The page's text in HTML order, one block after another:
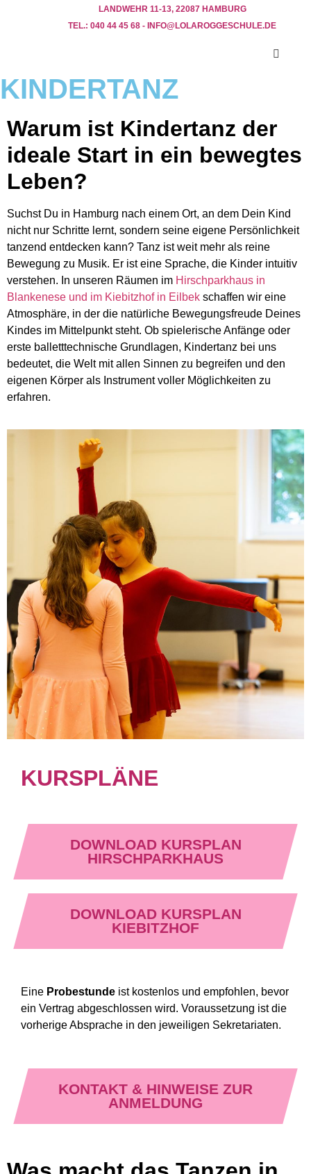
LANDWEHR 11-13, 22087 HAMBURG
TEL.: 040 44 45 68 - INFO@LOLAROGGESCHULE.DE​
KINDERTANZ
Warum ist Kindertanz der
ideale Start in ein bewegtes
Leben?
Suchst Du in Hamburg nach einem Ort, an dem Dein Kind
nicht nur Schritte lernt, sondern seine eigene Persönlichkeit
tanzend entdecken kann? Tanz ist weit mehr als reine
Bewegung zu Musik. Er ist eine Sprache, die Kinder intuitiv
verstehen. In unseren Räumen im Hirschparkhaus in
Blankenese und im Kiebitzhof in Eilbek schaffen wir eine
Atmosphäre, in der die natürliche Bewegungsfreude Deines
Kindes im Mittelpunkt steht. Ob spielerische Anfänge oder
erste balletttechnische Grundlagen, Kindertanz bei uns
bedeutet, die Welt mit allen Sinnen zu begreifen und den
eigenen Körper als Instrument voller Möglichkeiten zu
erfahren.
KURSPLÄNE
DOWNLOAD KURSPLAN
HIRSCHPARKHAUS
DOWNLOAD KURSPLAN
KIEBITZHOF
Eine Probestunde ist kostenlos und empfohlen, bevor
ein Vertrag abgeschlossen wird. Voraussetzung ist die
vorherige Absprache in den jeweiligen Sekretariaten.
KONTAKT & HINWEISE ZUR
ANMELDUNG